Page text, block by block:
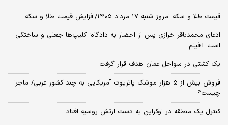
قیمت طلا و سکه امروز شنبه ۱۷ مرداد ۱۴۰۵/افزایش قیمت طلا و سکه
ادعای محمدباقر خرازی پس از احضار به دادگاه؛ کلیپ‌ها جعلی و ساختگی
است +فیلم
یک کشتی در سواحل عمان هدف قرار گرفت
فروش بیش از ۵ هزار موشک پاتریوت آمریکایی به چند کشور عربی/ ماجرا
چیست؟
کنترل یک منطقه در اوکراین به دست ارتش روسیه افتاد